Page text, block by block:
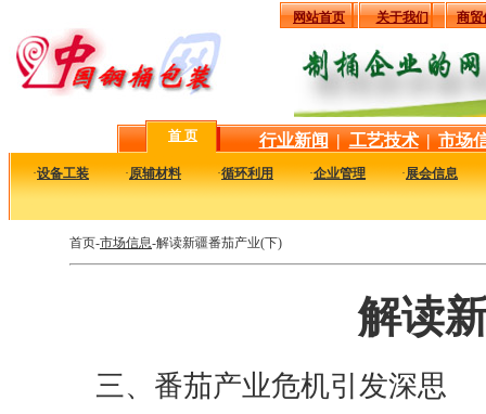
网站首页 关于我们 商贸
首 页 行业新闻 | 工艺技术 | 市场
·设备工装 ·原辅材料 ·循环利用 ·企业管理 ·展会信息
首页-市场信息-解读新疆番茄产业(下)
解读
三、番茄产业危机引发深思